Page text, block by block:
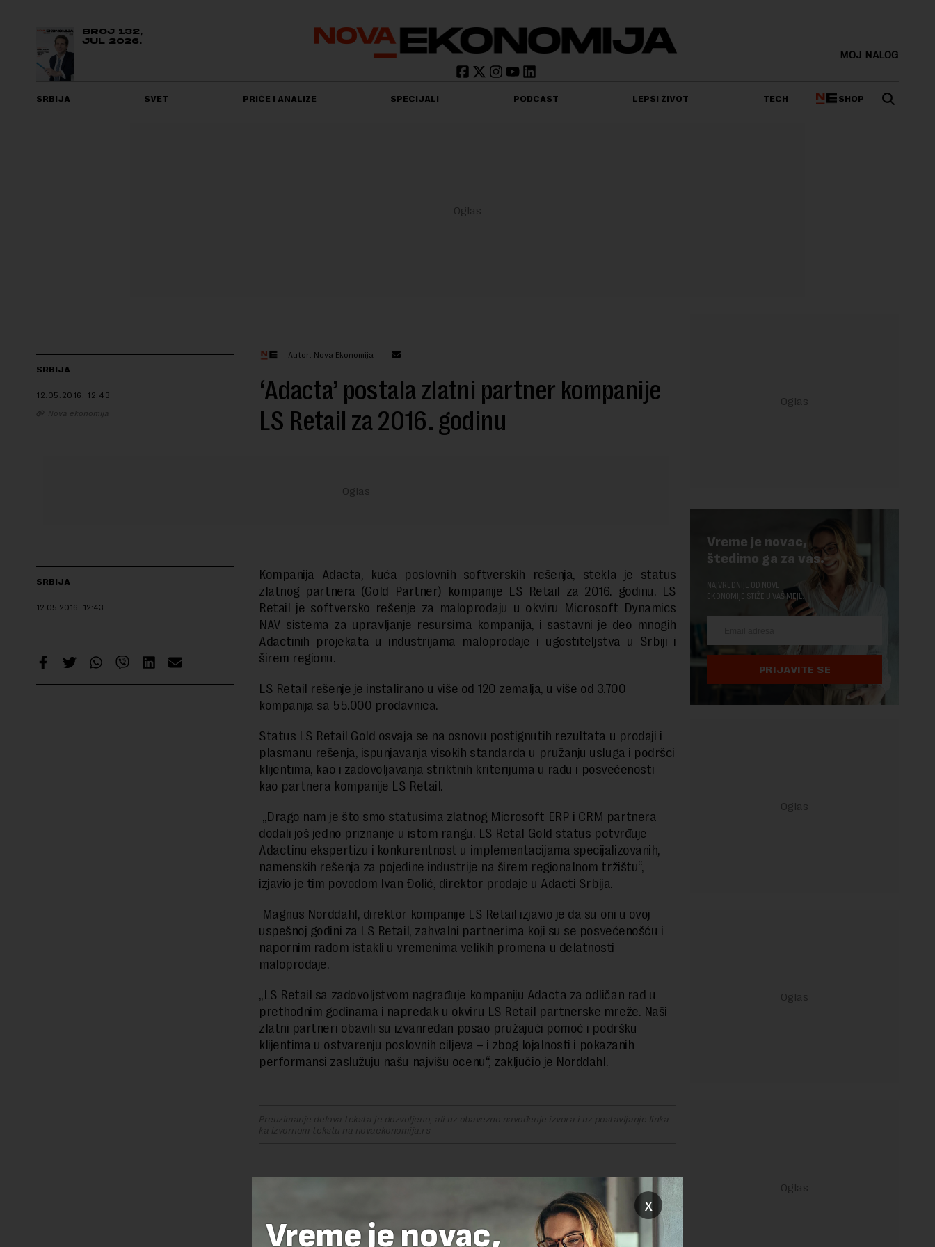
BROJ 132,
JUL 2026.
MOJ NALOG
SRBIJA SVET PRIČE I ANALIZE SPECIJALI PODCAST LEPŠI ŽIVOT TECH SHOP
SRBIJA
12.05.2016. 12:43
Nova ekonomija
Autor: Nova Ekonomija
‘Adacta’ postala zlatni partner kompanije
LS Retail za 2016. godinu
SRBIJA
12.05.2016. 12:43
Kompanija Adacta, kuća poslovnih softverskih rešenja, stekla je status
zlatnog partnera (Gold Partner) kompanije LS Retail za 2016. godinu. LS
Retail je softversko rešenje za maloprodaju u okviru Microsoft Dynamics
NAV sistema za upravljanje resursima kompanija, i sastavni je deo mnogih
Adactinih projekata u industrijama maloprodaje i ugostiteljstva u Srbiji i
širem regionu.
LS Retail rešenje je instalirano u više od 120 zemalja, u više od 3.700
kompanija sa 55.000 prodavnica.
Status LS Retail Gold osvaja se na osnovu postignutih rezultata u prodaji i
plasmanu rešenja, ispunjavanja visokih standarda u pružanju usluga i podršci
klijentima, kao i zadovoljavanja striktnih kriterijuma u radu i posvećenosti
kao partnera kompanije LS Retail.
„Drago nam je što smo statusima zlatnog Microsoft ERP i CRM partnera
dodali još jedno priznanje u istom rangu. LS Retal Gold status potvrđuje
Adactinu ekspertizu i konkurentnost u implementacijama specijalizovanih,
namenskih rešenja za pojedine industrije na širem regionalnom tržištu“,
izjavio je tim povodom Ivan Đolić, direktor prodaje u Adacti Srbija.
Magnus Norddahl, direktor kompanije LS Retail izjavio je da su oni u ovoj
uspešnoj godini za LS Retail, zahvalni partnerima koji su se posvećenošću i
napornim radom istakli u vremenima velikih promena u delatnosti
maloprodaje.
„LS Retail sa zadovoljstvom nagrađuje kompaniju Adacta za odličan rad u
prethodnim godinama i napredak u okviru LS Retail partnerske mreže. Naši
zlatni partneri obavili su izvanredan posao pružajući pomoć i podršku
klijentima u ostvarenju poslovnih ciljeva – i zbog lojalnosti i pokazanih
performansi zaslužuju našu najvišu ocenu“, zaključio je Norddahl.
Preuzimanje delova teksta je dozvoljeno, ali uz obavezno navođenje izvora i uz postavljanje linka
ka izvornom tekstu na novaekonomija.rs
Sindikati na železnici su izdali i izneverili radnike nebrojeno puta tako da su izgubili
REPLY
Vreme je novac,
štedimo ga za vas.
NAJVREDNIJE OD NOVE
EKONOMIJE STIŽE U VAŠ MEJL.
PRIJAVITE SE
x
Vreme je novac,